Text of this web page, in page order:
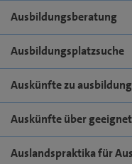
Ausbildungsberatung
Ausbildungsplatzsuche
Auskünfte zu
Auskünfte über
Auslandspraktika für